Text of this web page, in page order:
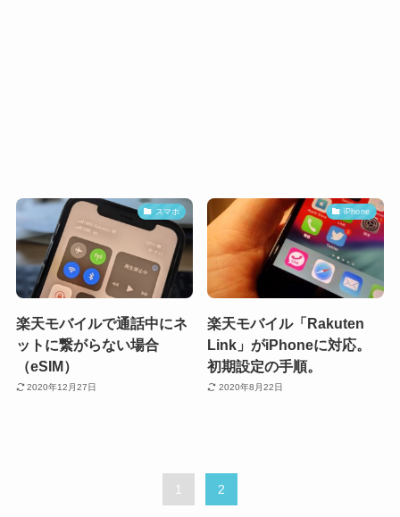
スマホ
楽天モバイルで通話中にネ
ットに繋がらない場合
（eSIM）
2020年12月27日
iPhone
楽天モバイル「Rakuten
Link」がiPhoneに対応。
初期設定の手順。
2020年8月22日
1 2